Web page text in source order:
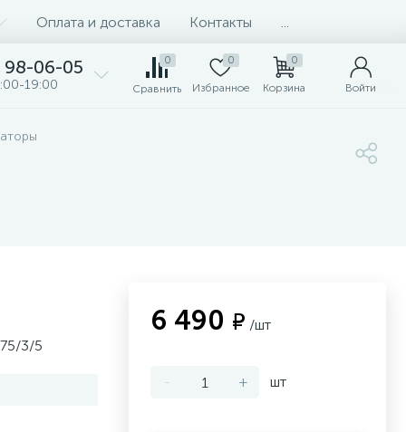
Оплата и доставка Контакты
98-06-05
19:00
0
Сравнить
0
Избранное
0
Корзина Войти
3/5
6 490 ₽ /шт
- + шт